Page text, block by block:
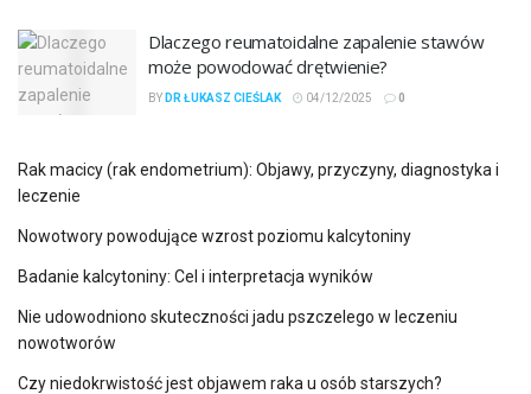
Dlaczego reumatoidalne zapalenie stawów
może powodować drętwienie?
BY DR ŁUKASZ CIEŚLAK 04/12/2025 0
Rak macicy (rak endometrium): Objawy, przyczyny, diagnostyka i
leczenie
Nowotwory powodujące wzrost poziomu kalcytoniny
Badanie kalcytoniny: Cel i interpretacja wyników
Nie udowodniono skuteczności jadu pszczelego w leczeniu
nowotworów
Czy niedokrwistość jest objawem raka u osób starszych?